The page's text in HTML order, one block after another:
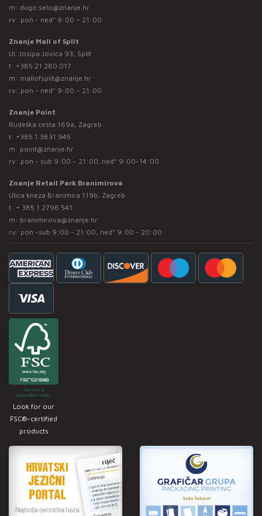
m: dugo.selo@znanje.hr
rv: pon - ned* 9:00 – 21:00
Znanje Mall of Split
Ul. Josipa Jovića 93, Split
t: +385 21 280 017
m: mallofsplit@znanje.hr
rv: pon - ned* 9:00 – 21:00
Znanje Point
Rudeška cesta 169a, Zagreb
t: +385 1 3831 945
m: point@znanje.hr
rv: pon - sub 9:00 – 21:00; ned* 9:00-14:00
Znanje Retail Park Branimirova
Ulica kneza Branimira 119b, Zagreb
t: + 385 1 2796 541
m: branimirova@znanje.hr
rv: pon -sub 9:00 - 21:00, ned* 9:00 - 20:00
Look for our
FSC®-certified
products